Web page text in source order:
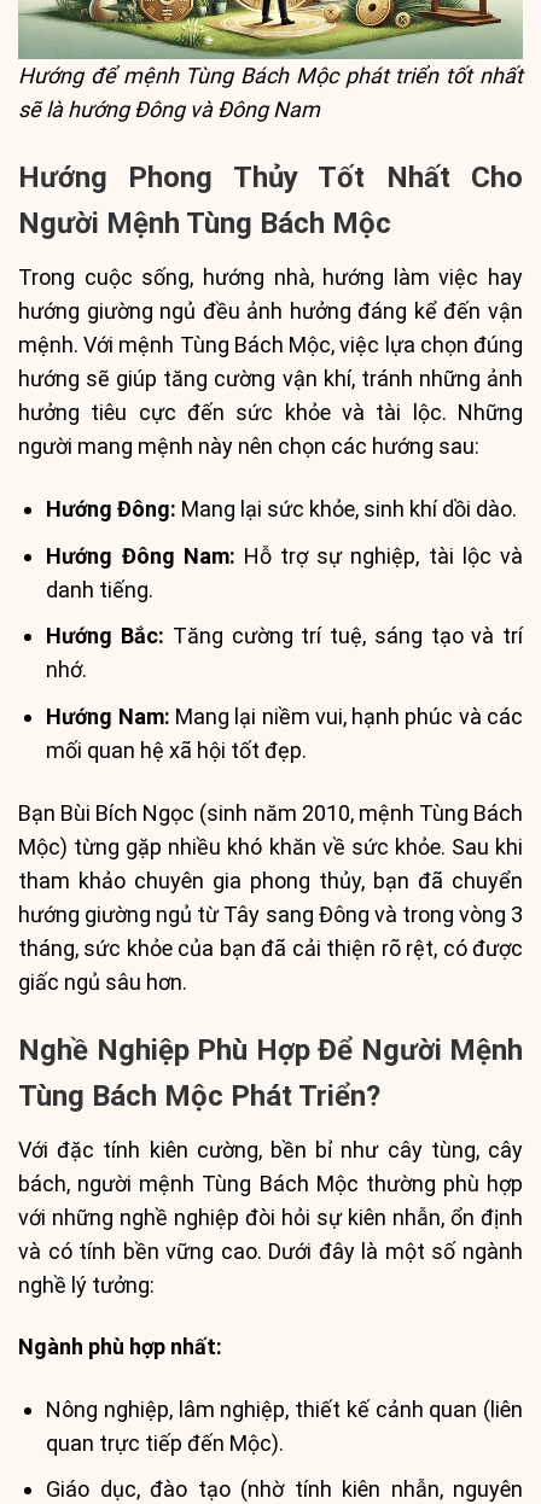
Hướng để mệnh Tùng Bách Mộc phát triển tốt nhất
sẽ là hướng Đông và Đông Nam
Hướng Phong Thủy Tốt Nhất Cho
Người Mệnh Tùng Bách Mộc
Trong cuộc sống, hướng nhà, hướng làm việc hay
hướng giường ngủ đều ảnh hưởng đáng kể đến vận
mệnh. Với mệnh Tùng Bách Mộc, việc lựa chọn đúng
hướng sẽ giúp tăng cường vận khí, tránh những ảnh
hưởng tiêu cực đến sức khỏe và tài lộc. Những
người mang mệnh này nên chọn các hướng sau:
Hướng Đông: Mang lại sức khỏe, sinh khí dồi dào.
Hướng Đông Nam: Hỗ trợ sự nghiệp, tài lộc và
danh tiếng.
Hướng Bắc: Tăng cường trí tuệ, sáng tạo và trí
nhớ.
Hướng Nam: Mang lại niềm vui, hạnh phúc và các
mối quan hệ xã hội tốt đẹp.
Bạn Bùi Bích Ngọc (sinh năm 2010, mệnh Tùng Bách
Mộc) từng gặp nhiều khó khăn về sức khỏe. Sau khi
tham khảo chuyên gia phong thủy, bạn đã chuyển
hướng giường ngủ từ Tây sang Đông và trong vòng 3
tháng, sức khỏe của bạn đã cải thiện rõ rệt, có được
giấc ngủ sâu hơn.
Nghề Nghiệp Phù Hợp Để Người Mệnh
Tùng Bách Mộc Phát Triển?
Với đặc tính kiên cường, bền bỉ như cây tùng, cây
bách, người mệnh Tùng Bách Mộc thường phù hợp
với những nghề nghiệp đòi hỏi sự kiên nhẫn, ổn định
và có tính bền vững cao. Dưới đây là một số ngành
nghề lý tưởng:
Ngành phù hợp nhất:
Nông nghiệp, lâm nghiệp, thiết kế cảnh quan (liên
quan trực tiếp đến Mộc).
Giáo dục, đào tạo (nhờ tính kiên nhẫn, nguyên